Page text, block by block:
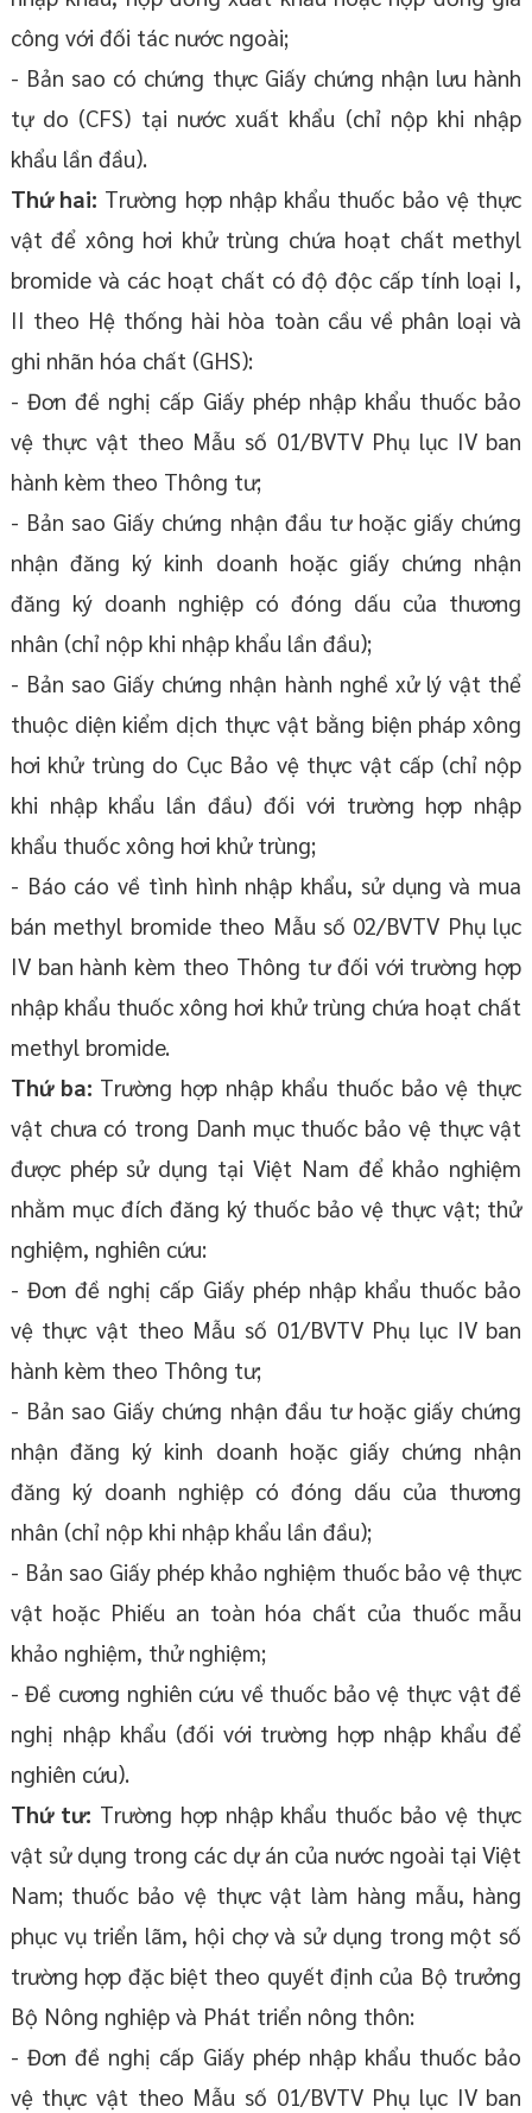
công với đối tác nước ngoài;
- Bản sao có chứng thực Giấy chứng nhận lưu hành
tự do (CFS) tại nước xuất khẩu (chỉ nộp khi nhập
khẩu lần đầu).
Thứ hai: Trường hợp nhập khẩu thuốc bảo vệ thực
vật để xông hơi khử trùng chứa hoạt chất methyl
bromide và các hoạt chất có độ độc cấp tính loại I,
II theo Hệ thống hài hòa toàn cầu về phân loại và
ghi nhãn hóa chất (GHS):
- Đơn đề nghị cấp Giấy phép nhập khẩu thuốc bảo
vệ thực vật theo Mẫu số 01/BVTV Phụ lục IV ban
hành kèm theo Thông tư;
- Bản sao Giấy chứng nhận đầu tư hoặc giấy chứng
nhận đăng ký kinh doanh hoặc giấy chứng nhận
đăng ký doanh nghiệp có đóng dấu của thương
nhân (chỉ nộp khi nhập khẩu lần đầu);
- Bản sao Giấy chứng nhận hành nghề xử lý vật thể
thuộc diện kiểm dịch thực vật bằng biện pháp xông
hơi khử trùng do Cục Bảo vệ thực vật cấp (chỉ nộp
khi nhập khẩu lần đầu) đối với trường hợp nhập
khẩu thuốc xông hơi khử trùng;
- Báo cáo về tình hình nhập khẩu, sử dụng và mua
bán methyl bromide theo Mẫu số 02/BVTV Phụ lục
IV ban hành kèm theo Thông tư đối với trường hợp
nhập khẩu thuốc xông hơi khử trùng chứa hoạt chất
methyl bromide.
Thứ ba: Trường hợp nhập khẩu thuốc bảo vệ thực
vật chưa có trong Danh mục thuốc bảo vệ thực vật
được phép sử dụng tại Việt Nam để khảo nghiệm
nhằm mục đích đăng ký thuốc bảo vệ thực vật; thử
nghiệm, nghiên cứu:
- Đơn đề nghị cấp Giấy phép nhập khẩu thuốc bảo
vệ thực vật theo Mẫu số 01/BVTV Phụ lục IV ban
hành kèm theo Thông tư;
- Bản sao Giấy chứng nhận đầu tư hoặc giấy chứng
nhận đăng ký kinh doanh hoặc giấy chứng nhận
đăng ký doanh nghiệp có đóng dấu của thương
nhân (chỉ nộp khi nhập khẩu lần đầu);
- Bản sao Giấy phép khảo nghiệm thuốc bảo vệ thực
vật hoặc Phiếu an toàn hóa chất của thuốc mẫu
khảo nghiệm, thử nghiệm;
- Đề cương nghiên cứu về thuốc bảo vệ thực vật đề
nghị nhập khẩu (đối với trường hợp nhập khẩu để
nghiên cứu).
Thứ tư: Trường hợp nhập khẩu thuốc bảo vệ thực
vật sử dụng trong các dự án của nước ngoài tại Việt
Nam; thuốc bảo vệ thực vật làm hàng mẫu, hàng
phục vụ triển lãm, hội chợ và sử dụng trong một số
trường hợp đặc biệt theo quyết định của Bộ trưởng
Bộ Nông nghiệp và Phát triển nông thôn:
- Đơn đề nghị cấp Giấy phép nhập khẩu thuốc bảo
vệ thực vật theo Mẫu số 01/BVTV Phụ lục IV ban